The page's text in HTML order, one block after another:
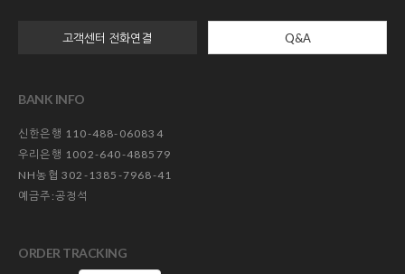
고객센터 전화연결 Q&A
BANK INFO
신한은행 110-488-060834
우리은행 1002-640-488579
NH농협 302-1385-7968-41
예금주:공정석
ORDER TRACKING